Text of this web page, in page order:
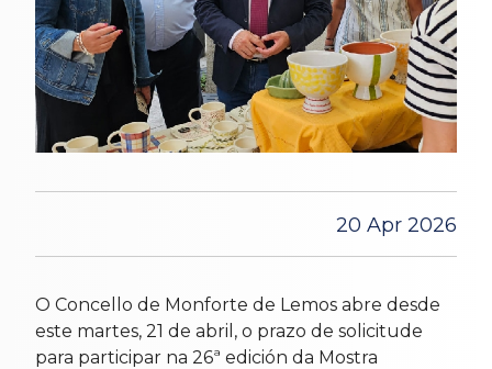
20 Apr 2026
O Concello de Monforte de Lemos abre desde
este martes, 21 de abril, o prazo de solicitude
para participar na 26ª edición da Mostra